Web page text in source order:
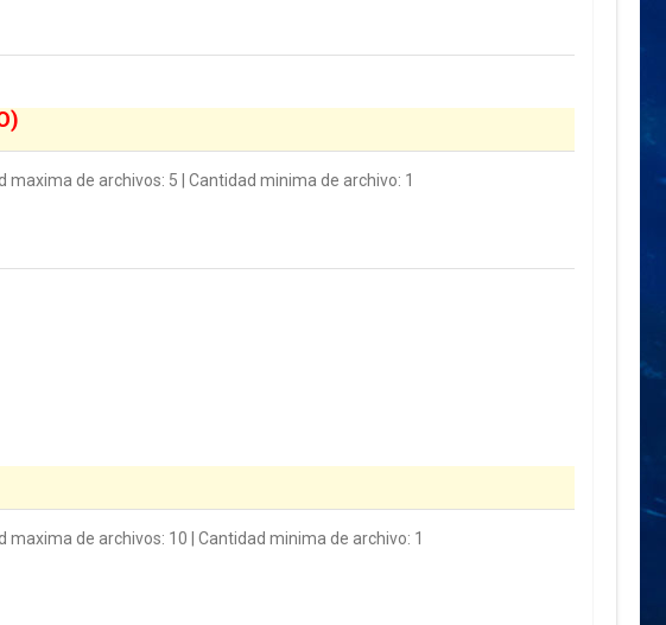
de archivos: 5 | Cantidad minima de archivo: 1
de archivos: 10 | Cantidad minima de archivo: 1